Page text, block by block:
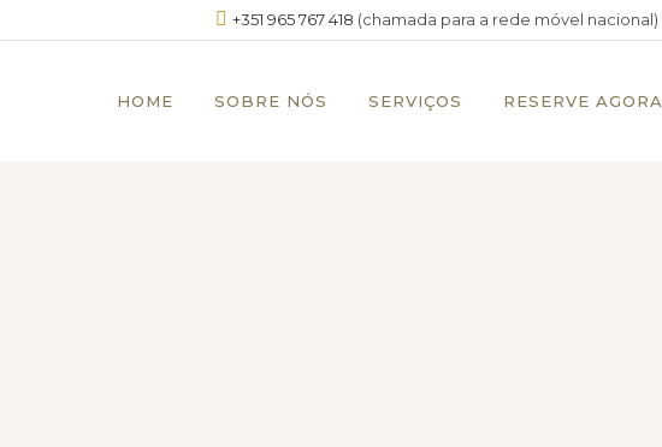
+351 965 767 418 (chamada para a rede móvel nacional)
HOME SOBRE NÓS SERVIÇOS RESERVE AGORA